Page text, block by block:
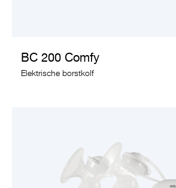
BC 200 Comfy
Elektrische borstkolf